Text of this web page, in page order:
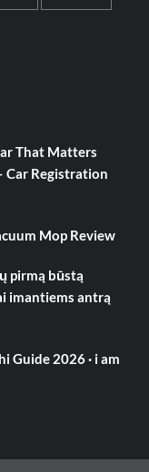
That Matters
Car Registration
Mop Review
pirmą būstą
imantiems antrą
Guide 2026 · i am